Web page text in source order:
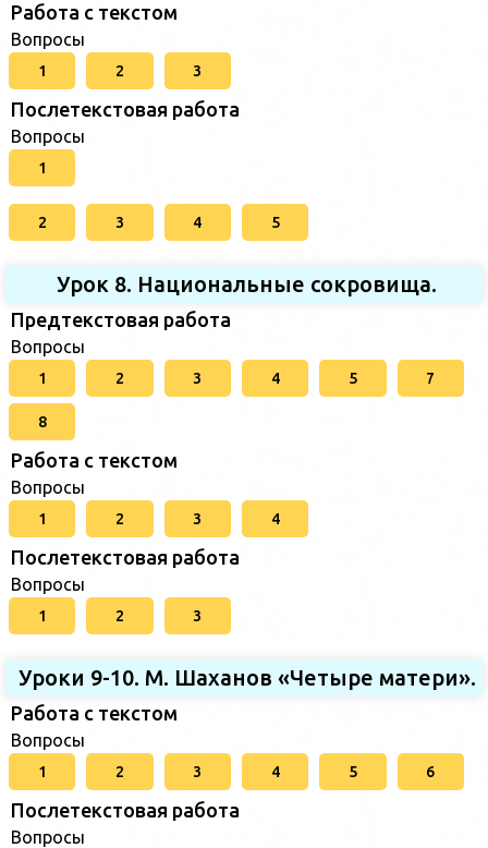
Работа с текстом
Вопросы
1 2 3
Послетекстовая работа
Вопросы
1
2 3 4 5
Урок 8. Национальные сокровища.
Предтекстовая работа
Вопросы
1 2 3 4 5 7
8
Работа с текстом
Вопросы
1 2 3 4
Послетекстовая работа
Вопросы
1 2 3
Уроки 9-10. М. Шаханов «Четыре матери».
Работа с текстом
Вопросы
1 2 3 4 5 6
Послетекстовая работа
Вопросы